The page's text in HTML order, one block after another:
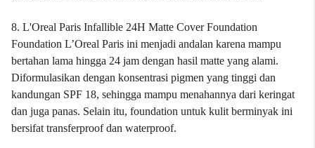
8. L'Oreal Paris Infallible 24H Matte Cover Foundation
Foundation L’Oreal Paris ini menjadi andalan karena mampu
bertahan lama hingga 24 jam dengan hasil matte yang alami.
Diformulasikan dengan konsentrasi pigmen yang tinggi dan
kandungan SPF 18, sehingga mampu menahannya dari keringat
dan juga panas. Selain itu, foundation untuk kulit berminyak ini
bersifat transferproof dan waterproof.